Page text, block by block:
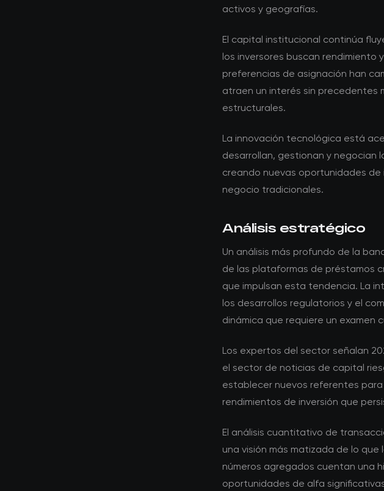
activos y geografías.
El capital institucional continúa
los inversores buscan rendimiento
preferencias de asignación han
atraen un interés sin precedentes
estructurales.
La innovación tecnológica está
desarrollan, gestionan y negocian
creando nuevas oportunidades de
negocio tradicionales.
Análisis estratégico
Un análisis más profundo de la
de las plataformas de préstamos
que impulsan esta tendencia. La
los desarrollos regulatorios y el
dinámica que requiere un examen
Los expertos del sector señalan
el sector de noticias de capital
establecer nuevos referentes
rendimientos de inversión que
El análisis cuantitativo de
una visión más matizada de lo que
números agregados cuentan una
oportunidades de alfa